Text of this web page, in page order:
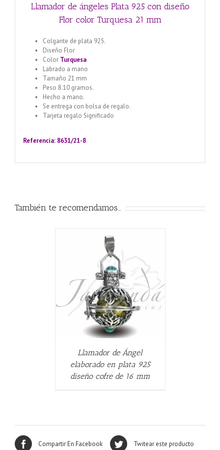
Llamador de ángeles Plata 925 con diseño
Flor color Turquesa 21 mm
Colgante de plata 925.
Diseño Flor
Color Turquesa
Labrado a mano
Tamaño 21 mm
Peso 8.10 gramos.
Hecho a mano.
Se entrega con bolsa de regalo.
Tarjeta regalo Significado
Referencia: 8631/21-8
También te recomendamos…
Llamador de Ángel
elaborado en plata 925
diseño cofre de 16 mm
Compartir En Facebook Twitear este producto